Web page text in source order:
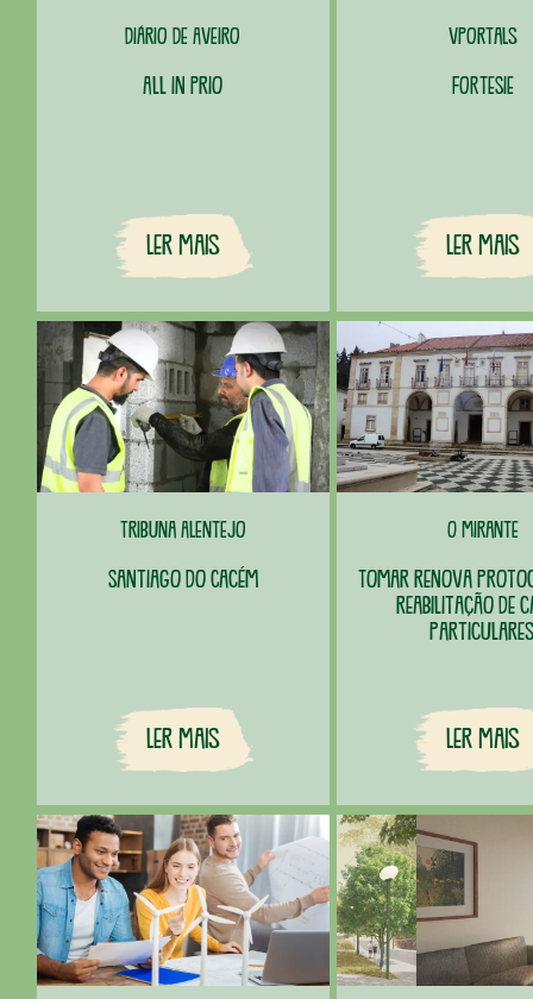
Diário de Aveiro
All In Prio
Ler Mais
vportals
FORTESIE
Ler Mais
Tribuna Alentejo
Santiago do Cacém
Ler Mais
O Mirante
Tomar renova
reabilitação de
Ler Mais